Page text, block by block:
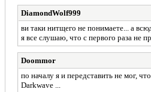
DiamondWolf999
ви таки нитщего не понимаете... а
я все слушаю, что с первого раза не
Doommor
по началу я и передставить не мог,
Darkwave ...